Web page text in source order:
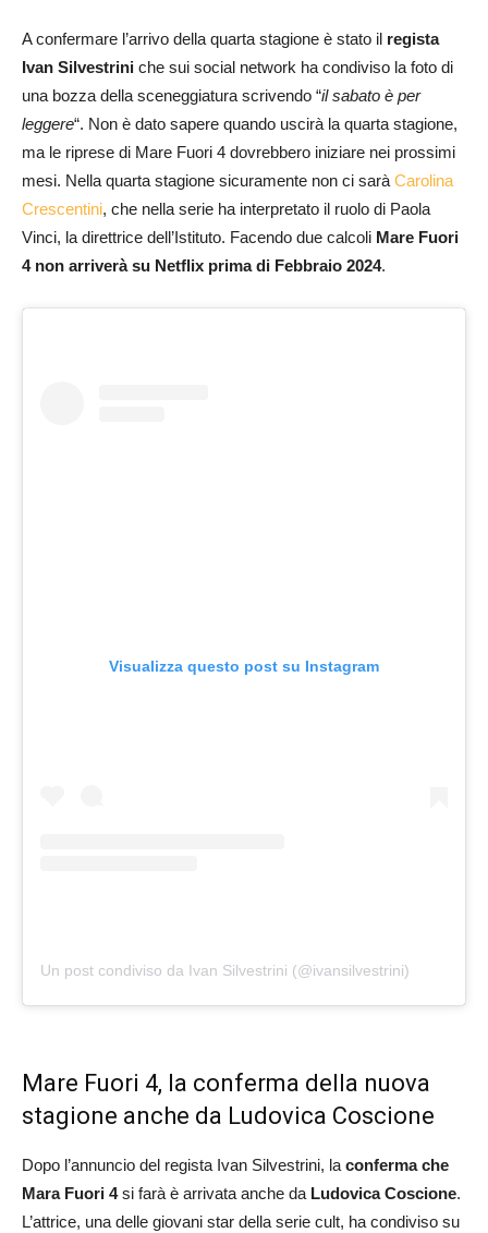
A confermare l’arrivo della quarta stagione è stato il regista
Ivan Silvestrini che sui social network ha condiviso la foto di
una bozza della sceneggiatura scrivendo “il sabato è per
leggere“. Non è dato sapere quando uscirà la quarta stagione,
ma le riprese di Mare Fuori 4 dovrebbero iniziare nei prossimi
mesi. Nella quarta stagione sicuramente non ci sarà Carolina
Crescentini, che nella serie ha interpretato il ruolo di Paola
Vinci, la direttrice dell’Istituto. Facendo due calcoli Mare Fuori
4 non arriverà su Netflix prima di Febbraio 2024.
Visualizza questo post su Instagram
Un post condiviso da Ivan Silvestrini (@ivansilvestrini)
Mare Fuori 4, la conferma della nuova
stagione anche da Ludovica Coscione
Dopo l’annuncio del regista Ivan Silvestrini, la conferma che
Mara Fuori 4si farà è arrivata anche da Ludovica Coscione.
L’attrice, una delle giovani star della serie cult, ha condiviso su